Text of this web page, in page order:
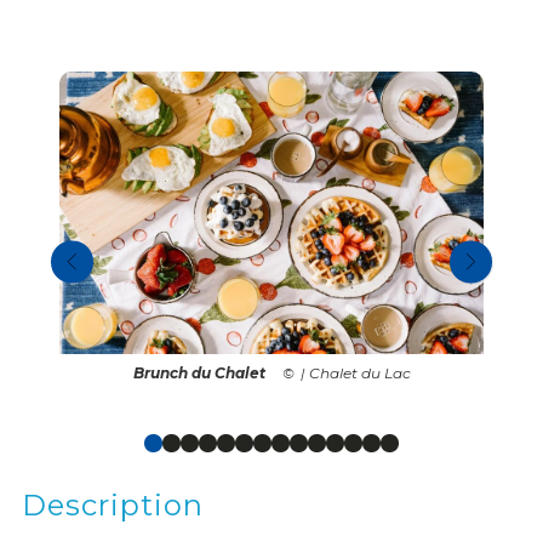
Brunch du Chalet | Chalet du Lac
Description